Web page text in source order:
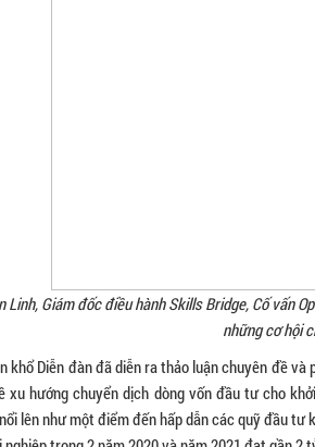
Linh, Giám đốc điều hành Skills Bridge, Cố vấn
những cơ hội
khổ Diễn đàn đã diễn ra thảo luận chuyên đề
xu hướng chuyển dịch dòng vốn đầu tư cho
lên như một điểm đến hấp dẫn các quỹ đầu